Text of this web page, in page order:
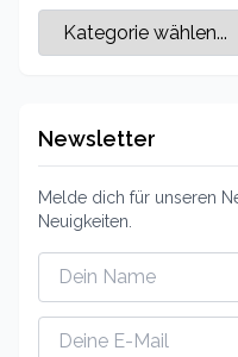
Newsletter
Melde dich für unseren
Neuigkeiten.